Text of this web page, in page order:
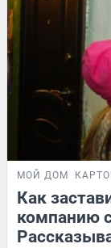
МОЙ ДОМ
Как
компанию